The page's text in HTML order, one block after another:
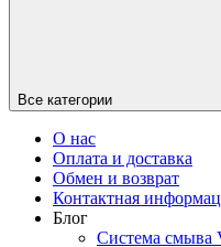
Все категории
О нас
Оплата и доставка
Обмен и возврат
Контактная
Блог
Система смыва